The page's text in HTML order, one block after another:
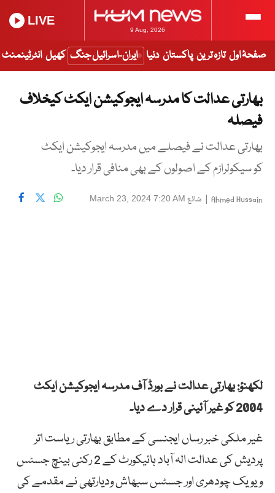
9 Aug, 2026
LIVE
صفحۂ اول تازہ ترین پاکستان دنیا ایران-اسرائیل جنگ کھیل انٹرٹینمنٹ
بھارتی عدالت کا مدرسہ ایجوکیشن ایکٹ کیخلاف
فیصلہ
بھارتی عدالت نے فیصلے میں مدرسہ ایجوکیشن ایکٹ
کو سیکولرازم کے اصولوں کے بھی منافی قرار دیا۔
Ahmed Hussain
| شائع March 23, 2024 7:20 AM
لکھنؤ: بھارتی عدالت نے بورڈ آف مدرسہ ایجوکیشن ایکٹ
2004 کو غیر آئینی قرار دے دیا۔
غیر ملکی خبر رساں ایجنسی کے مطابق بھارتی ریاست اتر
پردیش کی عدالت الہ آباد ہائیکورٹ کے 2 رکنی بینچ جسٹس
ویویک چودھری اور جسٹس سبھاش ودیارتھی نے مقدمے کی